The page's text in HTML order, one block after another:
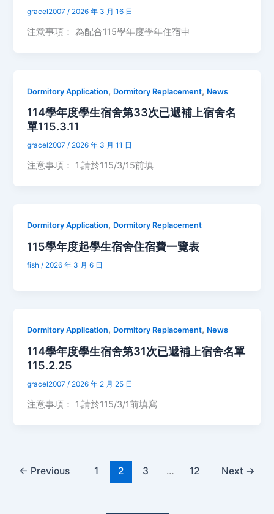
gracel2007 / 2026 年 3 月 16 日
注意事項： 為配合115學年度學年住宿申
Dormitory Application, Dormitory Replacement, News
114學年度學生宿舍第33次已遞補上宿舍名
單115.3.11
gracel2007/ 2026 年 3 月 11 日
注意事項： 1.請於115/3/15前填
Dormitory Application, Dormitory Replacement
115學年度起學生宿舍住宿費一覽表
fish / 2026 年 3 月 6 日
Dormitory Application, Dormitory Replacement, News
114學年度學生宿舍第31次已遞補上宿舍名單
115.2.25
gracel2007/ 2026 年 2 月 25 日
注意事項： 1.請於115/3/1前填寫
← Previous 1 2 3 … 12 Next →